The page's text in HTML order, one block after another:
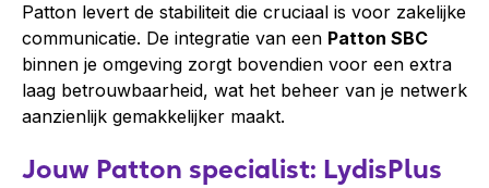
Patton levert de stabiliteit die cruciaal is voor zakelijke
communicatie. De integratie van een Patton SBC
binnen je omgeving zorgt bovendien voor een extra
laag betrouwbaarheid, wat het beheer van je netwerk
aanzienlijk gemakkelijker maakt.
Jouw Patton specialist: LydisPlus